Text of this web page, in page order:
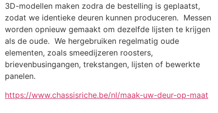
3D-modellen maken zodra de bestelling is geplaatst,
zodat we identieke deuren kunnen produceren.  Messen
worden opnieuw gemaakt om dezelfde lijsten te krijgen
als de oude.  We hergebruiken regelmatig oude
elementen, zoals smeedijzeren roosters,
brievenbusingangen, trekstangen, lijsten of bewerkte
panelen.
https://www.chassisriche.be/nl/maak-uw-deur-op-maat